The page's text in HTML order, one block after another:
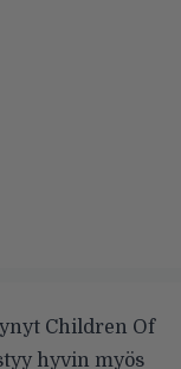
Children Of
hyvin myös